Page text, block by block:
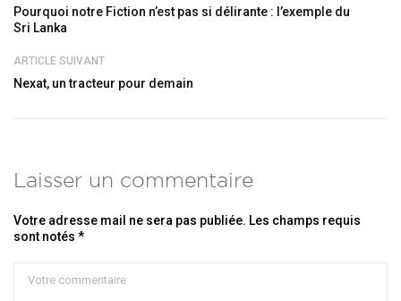
Pourquoi notre Fiction n’est pas si délirante : l’exemple du
Sri Lanka
ARTICLE SUIVANT
Nexat, un tracteur pour demain
Laisser un commentaire
Votre adresse mail ne sera pas publiée. Les champs requis
sont notés *